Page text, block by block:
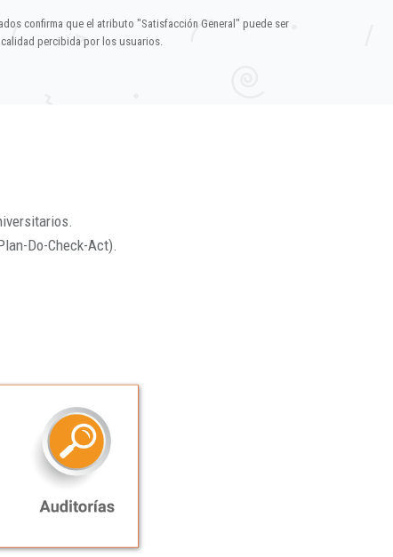
confirma que el atributo "Satisfacción General" puede ser
percibida por los usuarios.
Do-Check-Act).